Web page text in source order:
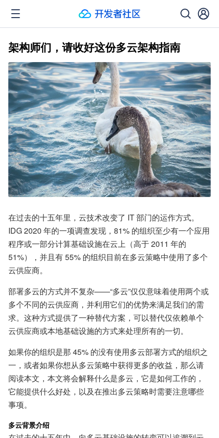
架构师们，请收好这份多云架构指南
在过去的十五年里，云技术改变了 IT 部门的运作方式。
IDG 2020 年的一项调查发现，81% 的组织至少有一个应用
程序或一部分计算基础设施在云上（高于 2011 年的
51%），并且有 55% 的组织目前在多云策略中使用了多个
云供应商。
部署多云的方式并不复杂——“多云”仅仅意味着使用两个或
多个不同的云供应商，并利用它们的优势来满足我们的需
求。这种方式提供了一种替代方案，可以替代仅依赖单个
云供应商或本地基础设施的方式来处理所有的一切。
如果你的组织是那 45% 的没有使用多云部署方式的组织之
一，或者如果你想从多云策略中获得更多的收益，那么请
阅读本文，本文将会解释什么是多云，它是如何工作的，
它能提供什么好处，以及在推出多云策略时需要注意哪些
事项。
多云背景介绍